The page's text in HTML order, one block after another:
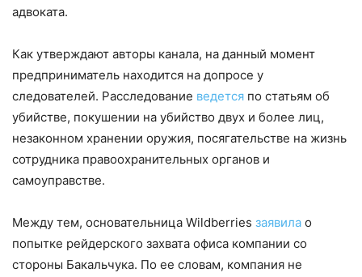
адвоката.
Как утверждают авторы канала, на данный момент
предприниматель находится на допросе у
следователей. Расследование ведется по статьям об
убийстве, покушении на убийство двух и более лиц,
незаконном хранении оружия, посягательстве на жизнь
сотрудника правоохранительных органов и
самоуправстве.
Между тем, основательница Wildberries заявила о
попытке рейдерского захвата офиса компании со
стороны Бакальчука. По ее словам, компания не